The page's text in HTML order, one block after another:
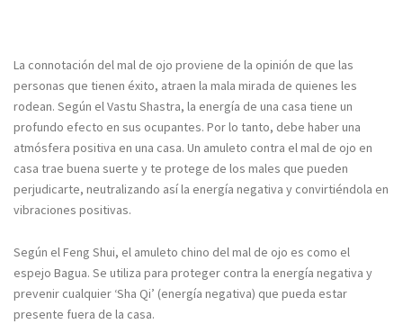
La connotación del mal de ojo proviene de la opinión de que las
personas que tienen éxito, atraen la mala mirada de quienes les
rodean. Según el Vastu Shastra, la energía de una casa tiene un
profundo efecto en sus ocupantes. Por lo tanto, debe haber una
atmósfera positiva en una casa. Un amuleto contra el mal de ojo en
casa trae buena suerte y te protege de los males que pueden
perjudicarte, neutralizando así la energía negativa y convirtiéndola en
vibraciones positivas.
Según el Feng Shui, el amuleto chino del mal de ojo es como el
espejo Bagua. Se utiliza para proteger contra la energía negativa y
prevenir cualquier ‘Sha Qi’ (energía negativa) que pueda estar
presente fuera de la casa.